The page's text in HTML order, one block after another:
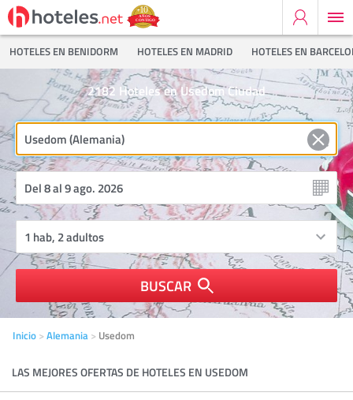
HOTELES EN BENIDORM HOTELES EN MADRID HOTELES EN
Hoteles en Usedom Ciudad
2182
BUSCAR
Inicio Alemania Usedom
LAS MEJORES OFERTAS DE HOTELES EN USEDOM